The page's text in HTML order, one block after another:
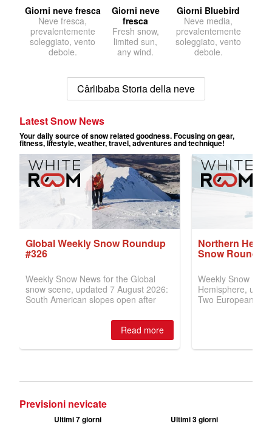
Giorni neve fresca
Neve fresca,
prevalentemente
soleggiato, vento
debole.
Giorni neve
fresca
Fresh snow,
limited sun,
any wind.
Giorni Bluebird
Neve media,
prevalentemente
soleggiato, vento
debole.
Cârlibaba Storia della neve
Previsioni nevicate
Ultimi 7 giorni Ultimi 3 giorni